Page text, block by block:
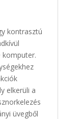
kontrasztú
elkerüli a
üvegből